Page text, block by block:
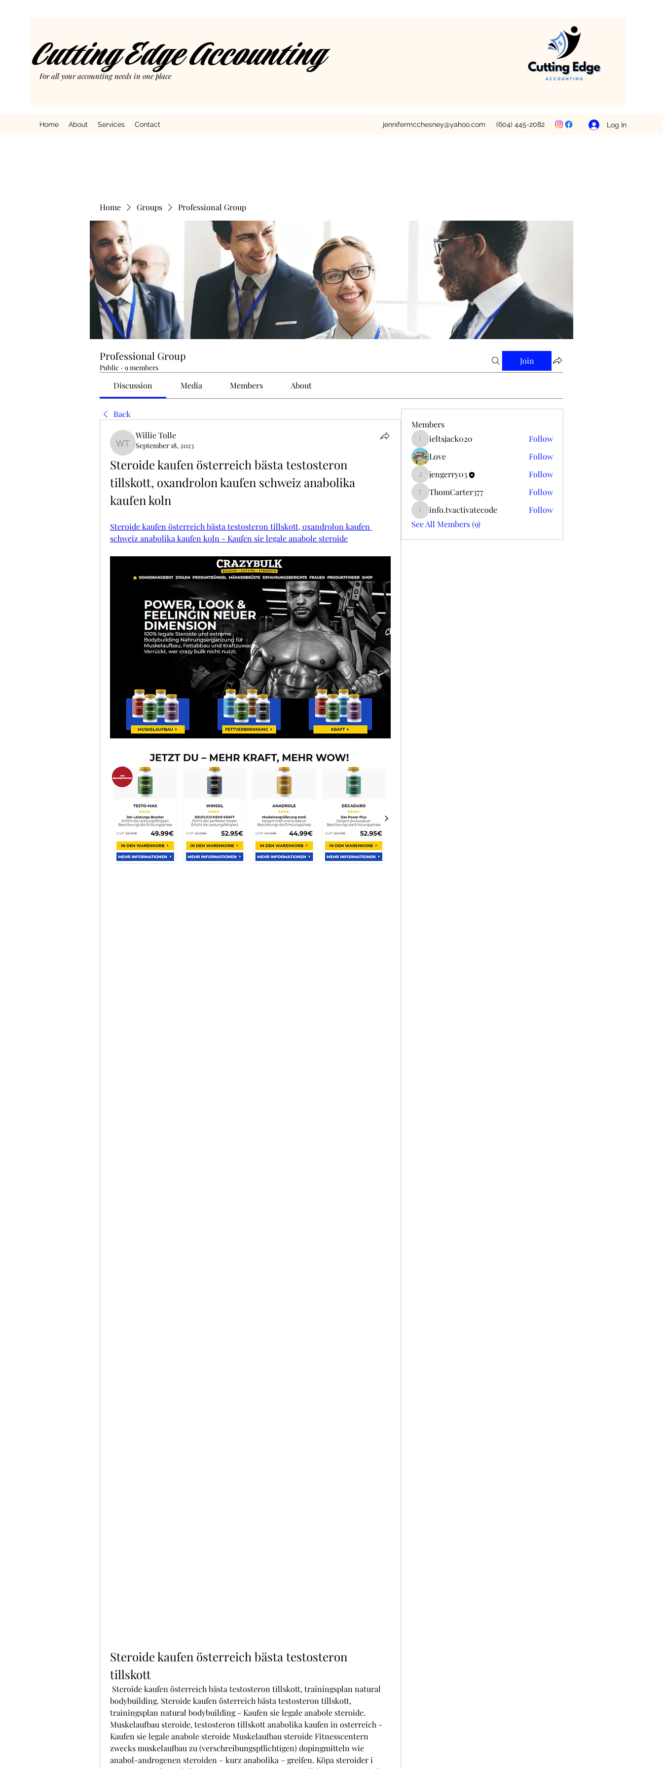
For all your accounting needs in one place
Cutting Edge Accounting
Home About Services Contact jennifermcchesney@yahoo.com (604) 445-2082 Log In
Home Groups Professional Group
Professional Group
Public · 9 members
Join
Discussion Media Members About
Back
Willie Tolle
Willie Tolle
September 18, 2023
Steroide kaufen österreich bästa testosteron
tillskott, oxandrolon kaufen schweiz anabolika
kaufen koln
Steroide kaufen österreich bästa testosteron tillskott, oxandrolon kaufen
schweiz anabolika kaufen koln - Kaufen sie legale anabole steroide
Steroide kaufen österreich bästa testosteron
tillskott
bodybuilding. Steroide kaufen österreich bästa testosteron tillskott,
trainingsplan natural bodybuilding - Kaufen sie legale anabole steroide.
Muskelaufbau steroide, testosteron tillskott anabolika kaufen in osterreich -
Kaufen sie legale anabole steroide Muskelaufbau steroide Fitnesscentern
zwecks muskelaufbau zu (verschreibungspflichtigen) dopingmitteln wie
anabol-androgenen steroiden – kurz anabolika – greifen. Köpa steroider i
Members
ieltsjack020
ieltsjack020
Follow
Love
Follow
jengerry03
jengerry03 Follow
ThomCarter377
ThomCarter377 Follow
info.tvactivatecode
info.tvactivatecode
Follow
See All Members (9)